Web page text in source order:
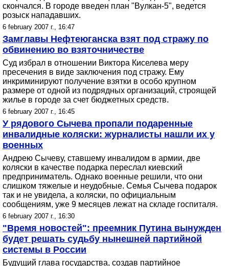
скончался. В городе введен план "Вулкан-5", ведется
розыск нападавших.
6 february 2007 г., 16:47
Замглавы Нефтеюганска взят под стражу по
обвинению во взяточничестве
Суд избрал в отношении Виктора Киселева меру
пресечения в виде заключения под стражу. Ему
инкриминируют получение взятки в особо крупном
размере от одной из подрядных организаций, строящей
жилье в городе за счет бюджетных средств.
6 february 2007 г., 16:45
У рядового Сычева пропали подаренные
инвалидные коляски: журналисты нашли их у
военных
Андрею Сычеву, ставшему инвалидом в армии, две
коляски в качестве подарка переслал киевский
предприниматель. Однако военные решили, что они
слишком тяжелые и неудобные. Семья Сычева подарок
так и не увидела, а коляски, по официальным
сообщениям, уже 9 месяцев лежат на складе госпиталя.
6 february 2007 г., 16:30
"Время новостей": преемник Путина вынужден
будет решать судьбу нынешней партийной
системы в России
Будущий глава государства, создав партийное